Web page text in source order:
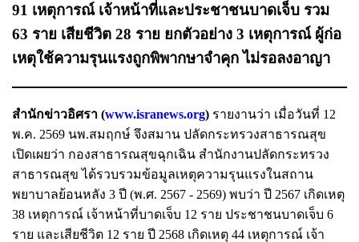
91 เหตุการณ์ เจ้าหน้าที่และประชาชนบาดเจ็บ รวม
63 ราย เสียชีวิต 28 ราย ยกตัวอย่าง 3 เหตุการณ์ ผู้ก่อ
เหตุใช้ความรุนแรงถูกพิพากษาจำคุก ไม่รอลงอาญา
สำนักข่าวอิศรา (www.isranews.org) รายงานว่า เมื่อวันที่ 12
พ.ค. 2569 นพ.สมฤกษ์ จึงสมาน ปลัดกระทรวงสาธารณสุข
เปิดเผยว่า กองสาธารณสุขฉุกเฉิน สำนักงานปลัดกระทรวง
สาธารณสุข ได้รวบรวมข้อมูลเหตุความรุนแรงในสถาน
พยาบาลย้อนหลัง 3 ปี (พ.ศ. 2567 - 2569) พบว่า ปี 2567 เกิดเหตุ
38 เหตุการณ์ เจ้าหน้าที่บาดเจ็บ 12 ราย ประชาชนบาดเจ็บ 6
ราย และเสียชีวิต 12 ราย ปี 2568 เกิดเหตุ 44 เหตุการณ์ เจ้า